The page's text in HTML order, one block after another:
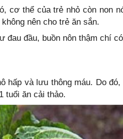
cơ thể của trẻ nhỏ còn non
nên cho trẻ ăn sắn.
đau đầu, buồn nôn thậm chí
hấp và lưu thông máu. Do đó,
tuổi ăn cải thảo.